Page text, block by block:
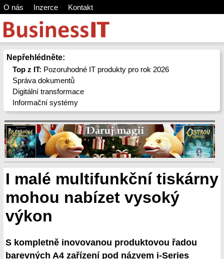
O nás Inzerce Kontakt
Nepřehlédněte:
Top z IT: Pozoruhodné IT produkty pro rok 2026
Správa dokumentů
Digitální transformace
Informační systémy
I malé multifunkční tiskárny
mohou nabízet vysoký
výkon
S kompletně inovovanou produktovou řadou
barevných A4 zařízení pod názvem i-Series